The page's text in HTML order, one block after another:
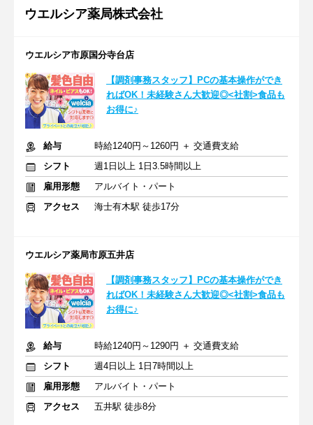
ウエルシア薬局株式会社
ウエルシア市原国分寺台店
【調剤事務スタッフ】PCの基本操作ができ
ればOK！未経験さん大歓迎◎<社割>食品も
お得に♪
給与
時給1240円～1260円 ＋ 交通費支給
シフト
週1日以上 1日3.5時間以上
雇用形態
アルバイト・パート
アクセス
海士有木駅 徒歩17分
ウエルシア薬局市原五井店
【調剤事務スタッフ】PCの基本操作ができ
ればOK！未経験さん大歓迎◎<社割>食品も
お得に♪
給与
時給1240円～1290円 ＋ 交通費支給
シフト
週4日以上 1日7時間以上
雇用形態
アルバイト・パート
アクセス
五井駅 徒歩8分